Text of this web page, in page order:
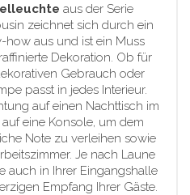
aus der Serie
zeichnet sich durch ein
aus und ist ein Muss
Dekoration. Ob für
Gebrauch oder
passt in jedes Interieur.
auf einen Nachttisch im
eine Konsole, um dem
Note zu verleihen sowie
Je nach Laune
auch in Ihrer Eingangshalle
Empfang Ihrer Gäste.